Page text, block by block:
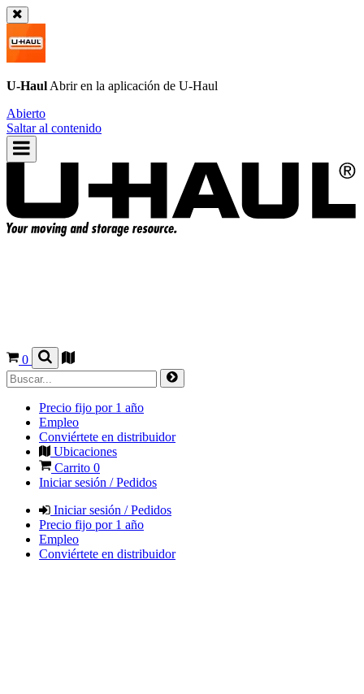
U-Haul Abrir en la aplicación de U-Haul
Abierto
Saltar al contenido
0
Precio fijo por 1 año
Empleo
Conviértete en distribuidor
Ubicaciones
Carrito 0
Iniciar sesión / Pedidos
Iniciar sesión / Pedidos
Precio fijo por 1 año
Empleo
Conviértete en distribuidor